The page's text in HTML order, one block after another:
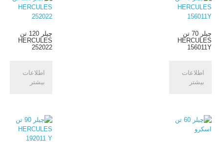
چیلر 70 تن
HERCULES
156011Y
اطلاعات
بیشتر
چیلر 120 تن
HERCULES
252022
اطلاعات
بیشتر